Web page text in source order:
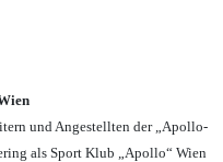
und Angestellten der „Apollo-
als Sport Klub „Apollo“ Wien